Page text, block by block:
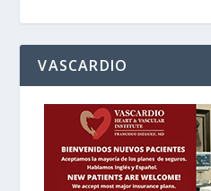
VASCARDIO